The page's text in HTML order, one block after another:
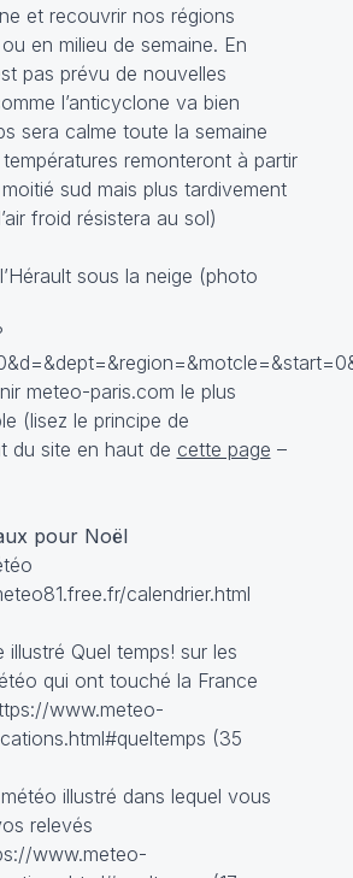
et recouvrir nos régions
en milieu de semaine. En
pas prévu de nouvelles
l’anticyclone va bien
sera calme toute la semaine
remonteront à partir
sud mais plus tardivement
froid résistera au sol)
sous la neige (photo
meteo-paris.com le plus
(lisez le principe de
du site en haut de cette page –
pour Noël
calendrier.html
illustré Quel temps! sur les
qui ont touché la France
www.meteo-
(35
illustré dans lequel vous
relevés
www.meteo-